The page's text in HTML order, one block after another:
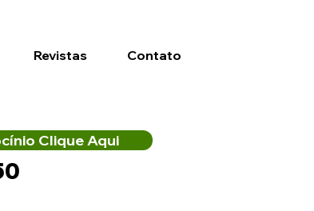
Revistas Contato
Clique Aqui